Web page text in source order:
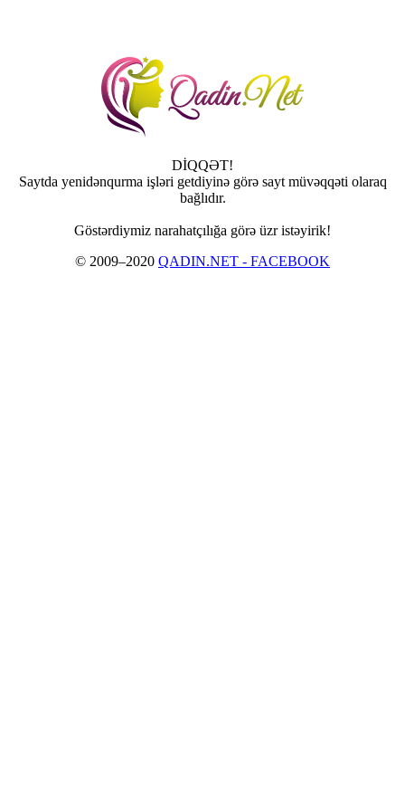
DİQQƏT!
Saytda yenidənqurma işləri getdiyinə görə sayt müvəqqəti olaraq
bağlıdır.
Göstərdiymiz narahatçılığa görə üzr istəyirik!
© 2009–2020 QADIN.NET - FACEBOOK